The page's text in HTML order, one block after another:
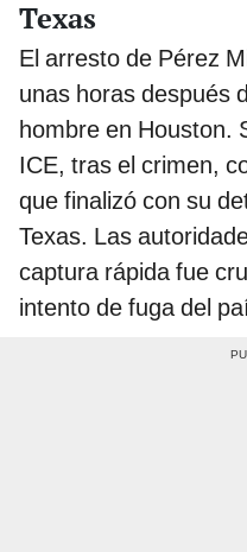
Texas
El arresto de Pérez
unas horas después
hombre en Houston.
ICE, tras el crimen,
que finalizó con su
Texas. Las
captura rápida fue
intento de fuga del